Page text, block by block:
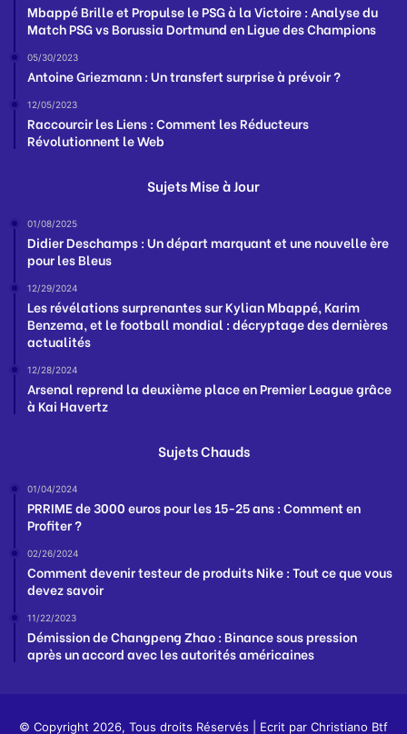
Mbappé Brille et Propulse le PSG à la Victoire : Analyse du
Match PSG vs Borussia Dortmund en Ligue des Champions
05/30/2023
Antoine Griezmann : Un transfert surprise à prévoir ?
12/05/2023
Raccourcir les Liens : Comment les Réducteurs
Révolutionnent le Web
Sujets Mise à Jour
01/08/2025
Didier Deschamps : Un départ marquant et une nouvelle ère
pour les Bleus
12/29/2024
Les révélations surprenantes sur Kylian Mbappé, Karim
Benzema, et le football mondial : décryptage des dernières
actualités
12/28/2024
Arsenal reprend la deuxième place en Premier League grâce
à Kai Havertz
Sujets Chauds
01/04/2024
PRRIME de 3000 euros pour les 15-25 ans : Comment en
Profiter ?
02/26/2024
Comment devenir testeur de produits Nike : Tout ce que vous
devez savoir
11/22/2023
Démission de Changpeng Zhao : Binance sous pression
après un accord avec les autorités américaines
© Copyright 2026, Tous droits Réservés | Ecrit par Christiano Btf